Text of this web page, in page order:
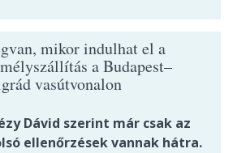
mikor indulhat el a
a Budapest–
vasútvonalon
Dávid szerint már csak az
ellenőrzések vannak hátra.